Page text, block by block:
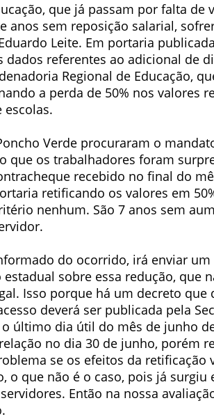
que já passam por falta de
anos sem reposição salarial,
Leite. Em portaria
dados referentes ao adicional de
Regional de Educação,
a perda de 50% nos valores
Verde procuraram o
que os trabalhadores foram
recebido no final do
retificando os valores em
nenhum. São 7 anos sem
do ocorrido, irá enviar
sobre essa redução, que
Isso porque há um decreto que
deverá ser publicada pela
o último dia útil do mês de junho
no dia 30 de junho, porém
se os efeitos da retificação
o que não é o caso, pois já surgiu
Então na nossa